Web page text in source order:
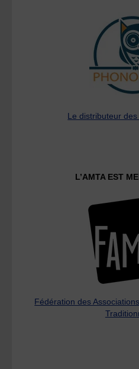
Le distributeur
L’AMTA EST
Fédération des